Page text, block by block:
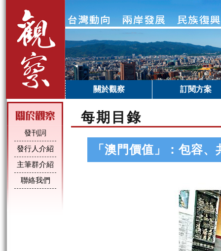
關於觀察 訂閱方案
發刊詞
發行人介紹
主筆群介紹
聯絡我們
每期目錄
「澳門價值」：包容